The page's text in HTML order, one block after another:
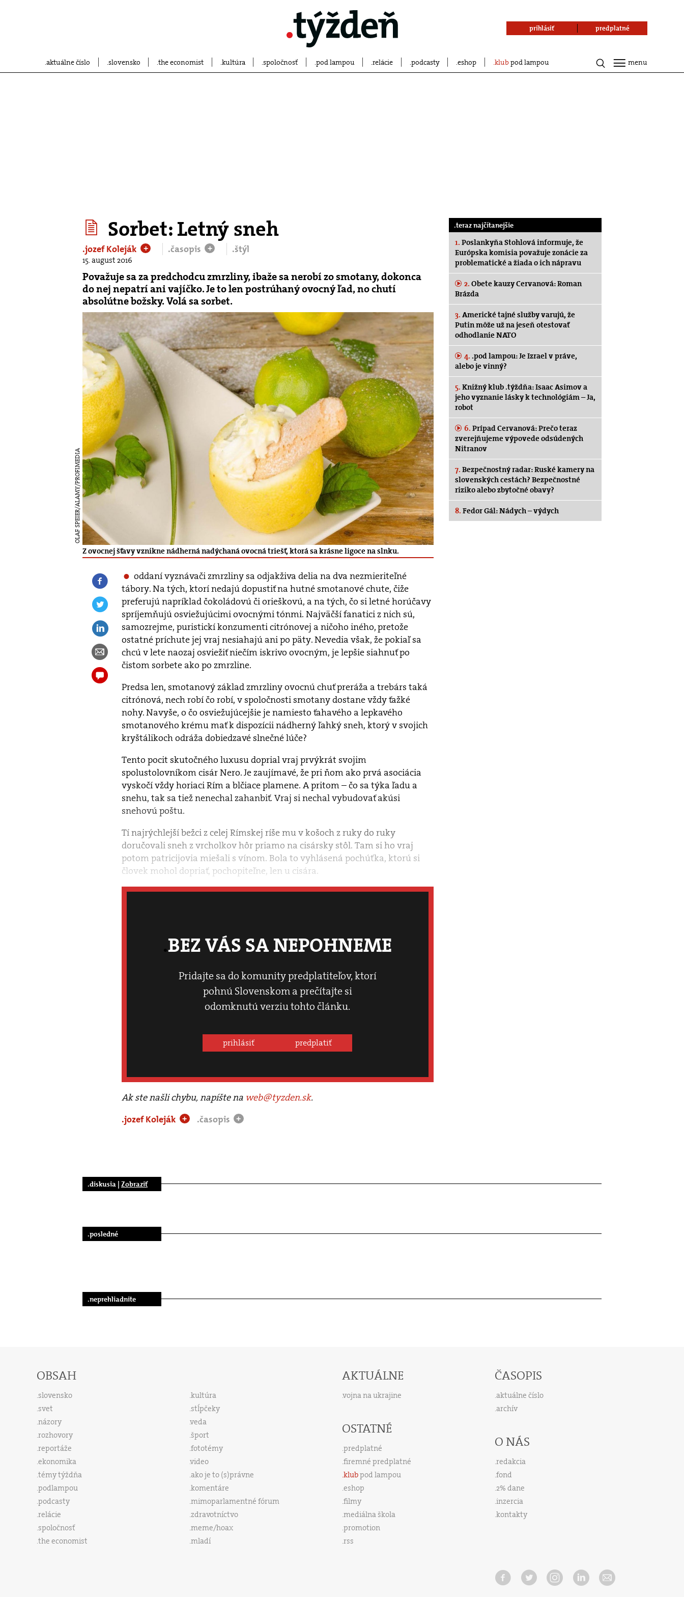
aktuálne číslo slovensko the economist kultúra spoločnosť pod lampou relácie podcasty eshop klubpod lampou
prihlásiť predplatné
menu
Sorbet: Letný sneh
.jozef Koleják + .časopis + .štýl
15. august 2016
Považuje sa za predchodcu zmrzliny, ibaže sa nerobí zo smotany, dokonca
do nej nepatrí ani vajíčko. Je to len postrúhaný ovocný ľad, no chutí
absolútne božsky. Volá sa sorbet.
OLAF SPEIER/ALAMY/PROFIMEDIA
Z ovocnej šťavy vznikne nádherná nadýchaná ovocná triešť, ktorá sa krásne ligoce na slnku.
oddaní vyznávači zmrzliny sa odjakživa delia na dva nezmieriteľné
tábory. Na tých, ktorí nedajú dopustiť na hutné smotanové chute, čiže
preferujú napríklad čokoládovú či orieškovú, a na tých, čo si letné horúčavy
spríjemňujú osviežujúcimi ovocnými tónmi. Najväčší fanatici z nich sú,
samozrejme, puristickí konzumenti citrónovej a ničoho iného, pretože
ostatné príchute jej vraj nesiahajú ani po päty. Nevedia však, že pokiaľ sa
chcú v lete naozaj osviežiť niečím iskrivo ovocným, je lepšie siahnuť po
čistom sorbete ako po zmrzline.
Predsa len, smotanový základ zmrzliny ovocnú chuť preráža a trebárs taká
citrónová, nech robí čo robí, v spoločnosti smotany dostane vždy ťažké
nohy. Navyše, o čo osviežujúcejšie je namiesto ťahavého a lepkavého
smotanového krému mať k dispozícii nádherný ľahký sneh, ktorý v svojich
kryštálikoch odráža dobiedzavé slnečné lúče?
Tento pocit skutočného luxusu doprial vraj prvýkrát svojim
spolustolovníkom cisár Nero. Je zaujímavé, že pri ňom ako prvá asociácia
vyskočí vždy horiaci Rím a blčiace plamene. A pritom – čo sa týka ľadu a
snehu, tak sa tiež nenechal zahanbiť. Vraj si nechal vybudovať akúsi
snehovú poštu.
Tí najrýchlejší bežci z celej Rímskej ríše mu v košoch z ruky do ruky
doručovali sneh z vrcholkov hôr priamo na cisársky stôl. Tam si ho vraj
potom patricijovia miešali s vínom. Bola to vyhlásená pochúťka, ktorú si
človek mohol dopriať, pochopiteľne, len u cisára.
BEZ VÁS SA NEPOHNEME
Pridajte sa do komunity predplatiteľov, ktorí
pohnú Slovenskom a prečítajte si
odomknutú verziu tohto článku.
prihlásiť predplatiť
Ak ste našli chybu, napíšte na web@tyzden.sk.
.jozef Koleják
+ .časopis +
.teraz najčítanejšie
1. Poslankyňa Stohlová informuje, že
Európska komisia považuje zonácie za
problematické a žiada o ich nápravu
2. Obete kauzy Cervanová: Roman
Brázda
3. Americké tajné služby varujú, že
Putin môže už na jeseň otestovať
odhodlanie NATO
4. .pod lampou: Je Izrael v práve,
alebo je vinný?
5. Knižný klub .týždňa: Isaac Asimov a
jeho vyznanie lásky k technológiám – Ja,
robot
6. Prípad Cervanová: Prečo teraz
zverejňujeme výpovede odsúdených
Nitranov
7. Bezpečnostný radar: Ruské kamery na
slovenských cestách? Bezpečnostné
riziko alebo zbytočné obavy?
8. Fedor Gál: Nádych – výdych
.diskusia | Zobraziť
.posledné
.neprehliadnite
OBSAH
slovensko
svet
názory
rozhovory
reportáže
ekonomika
témy týždňa
podlampou
podcasty
relácie
spoločnosť
the economist
kultúra
stĺpčeky
veda
šport
fototémy
video
ako je to (s)právne
komentáre
mimoparlamentné fórum
zdravotníctvo
meme/hoax
mladí
AKTUÁLNE
vojna na ukrajine
OSTATNÉ
predplatné
firemné predplatné
klubpod lampou
eshop
filmy
mediálna škola
promotion
rss
ČASOPIS
aktuálne číslo
archív
O NÁS
redakcia
fond
2% dane
inzercia
kontakty